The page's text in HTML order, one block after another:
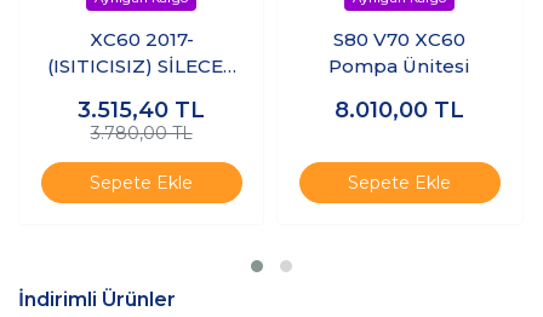
XC60 2017-
(ISITICISIZ) SİLECEK
3.515,40 TL
3.780,00 TL
Sepete Ekle
S80 V70 XC60
Pompa Ünitesi
8.010,00 TL
Sepete Ekle
İndirimli Ürünler